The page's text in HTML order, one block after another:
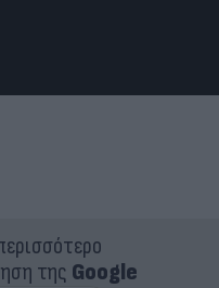
της Google